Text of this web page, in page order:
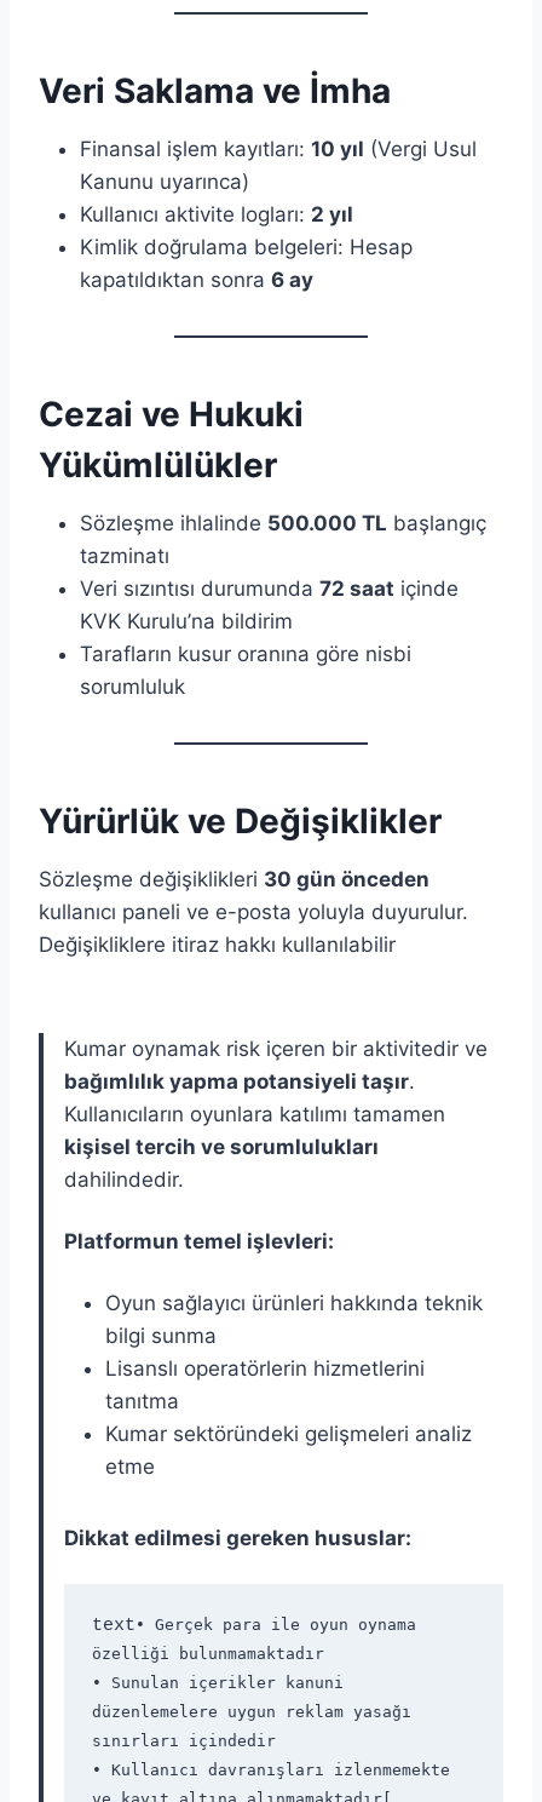
Veri Saklama ve İmha
Finansal işlem kayıtları: 10 yıl (Vergi Usul
Kanunu uyarınca)
Kullanıcı aktivite logları: 2 yıl
Kimlik doğrulama belgeleri: Hesap
kapatıldıktan sonra 6 ay
Cezai ve Hukuki
Yükümlülükler
Sözleşme ihlalinde 500.000 TL başlangıç
tazminatı
Veri sızıntısı durumunda 72 saat içinde
KVK Kurulu’na bildirim
Tarafların kusur oranına göre nisbi
sorumluluk
Yürürlük ve Değişiklikler
Sözleşme değişiklikleri 30 gün önceden
kullanıcı paneli ve e-posta yoluyla duyurulur.
Değişikliklere itiraz hakkı kullanılabilir
Kumar oynamak risk içeren bir aktivitedir ve
bağımlılık yapma potansiyeli taşır.
Kullanıcıların oyunlara katılımı tamamen
kişisel tercih ve sorumlulukları
dahilindedir.
Platformun temel işlevleri:
Oyun sağlayıcı ürünleri hakkında teknik
bilgi sunma
Lisanslı operatörlerin hizmetlerini
tanıtma
Kumar sektöründeki gelişmeleri analiz
etme
Dikkat edilmesi gereken hususlar:
text • Gerçek para ile oyun oynama
özelliği bulunmamaktadır
• Sunulan içerikler kanuni
düzenlemelere uygun reklam yasağı
sınırları içindedir
• Kullanıcı davranışları izlenmemekte
ve kayıt altına alınmamaktadır[